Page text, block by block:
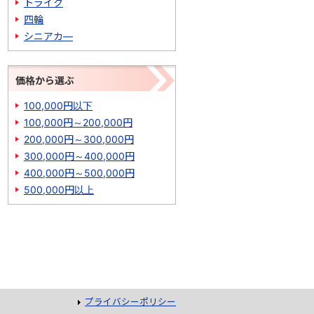
四輪
シニアカ―
価格から選ぶ
100,000円以下
100,000円～200,000円
200,000円～300,000円
300,000円～400,000円
400,000円～500,000円
500,000円以上
プライバシーポリシー